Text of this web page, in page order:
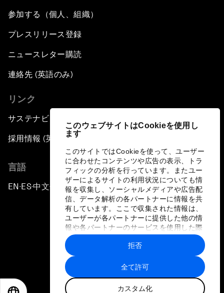
このウェブサイトはCookieを使用し
ます
このサイトではCookieを使って、ユーザー
に合わせたコンテンツや広告の表示、トラ
フィックの分析を行っています。またユー
ザーによるサイトの利用状況についても情
報を収集し、ソーシャルメディアや広告配
信、データ解析の各パートナーに情報を共
有しています。ここで収集された情報は、
ユーザーが各パートナーに提供した他の情
報や各パートナーのサービスを使用した際
に収集された情報と組み合わされ、各パー
トナーによって使用されることがありま
す。
全て許可
カスタム化
拒否
参加する（個人、組織）
プレスリリース登録
ニュースレター購読
連絡先 (英語のみ)
リンク
サステナビリティへの取り組み
採用情報 (英語のみ)
言語
EN ▪ ES▪中文▪ 日本語
プライバシーポリシーと利用規約
サイトマップ